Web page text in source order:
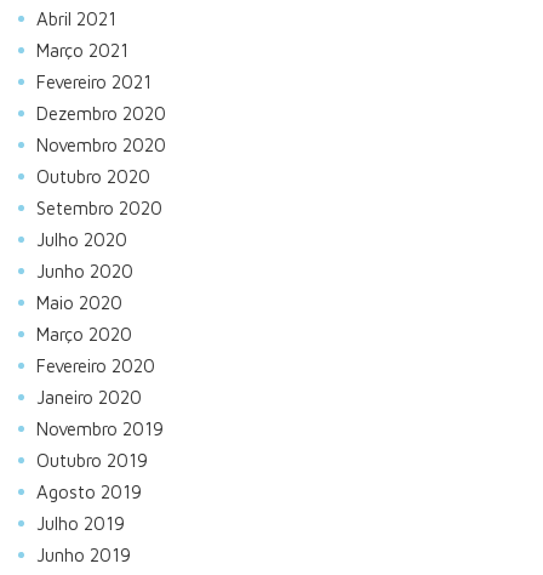
Abril 2021
Março 2021
Fevereiro 2021
Dezembro 2020
Novembro 2020
Outubro 2020
Setembro 2020
Julho 2020
Junho 2020
Maio 2020
Março 2020
Fevereiro 2020
Janeiro 2020
Novembro 2019
Outubro 2019
Agosto 2019
Julho 2019
Junho 2019